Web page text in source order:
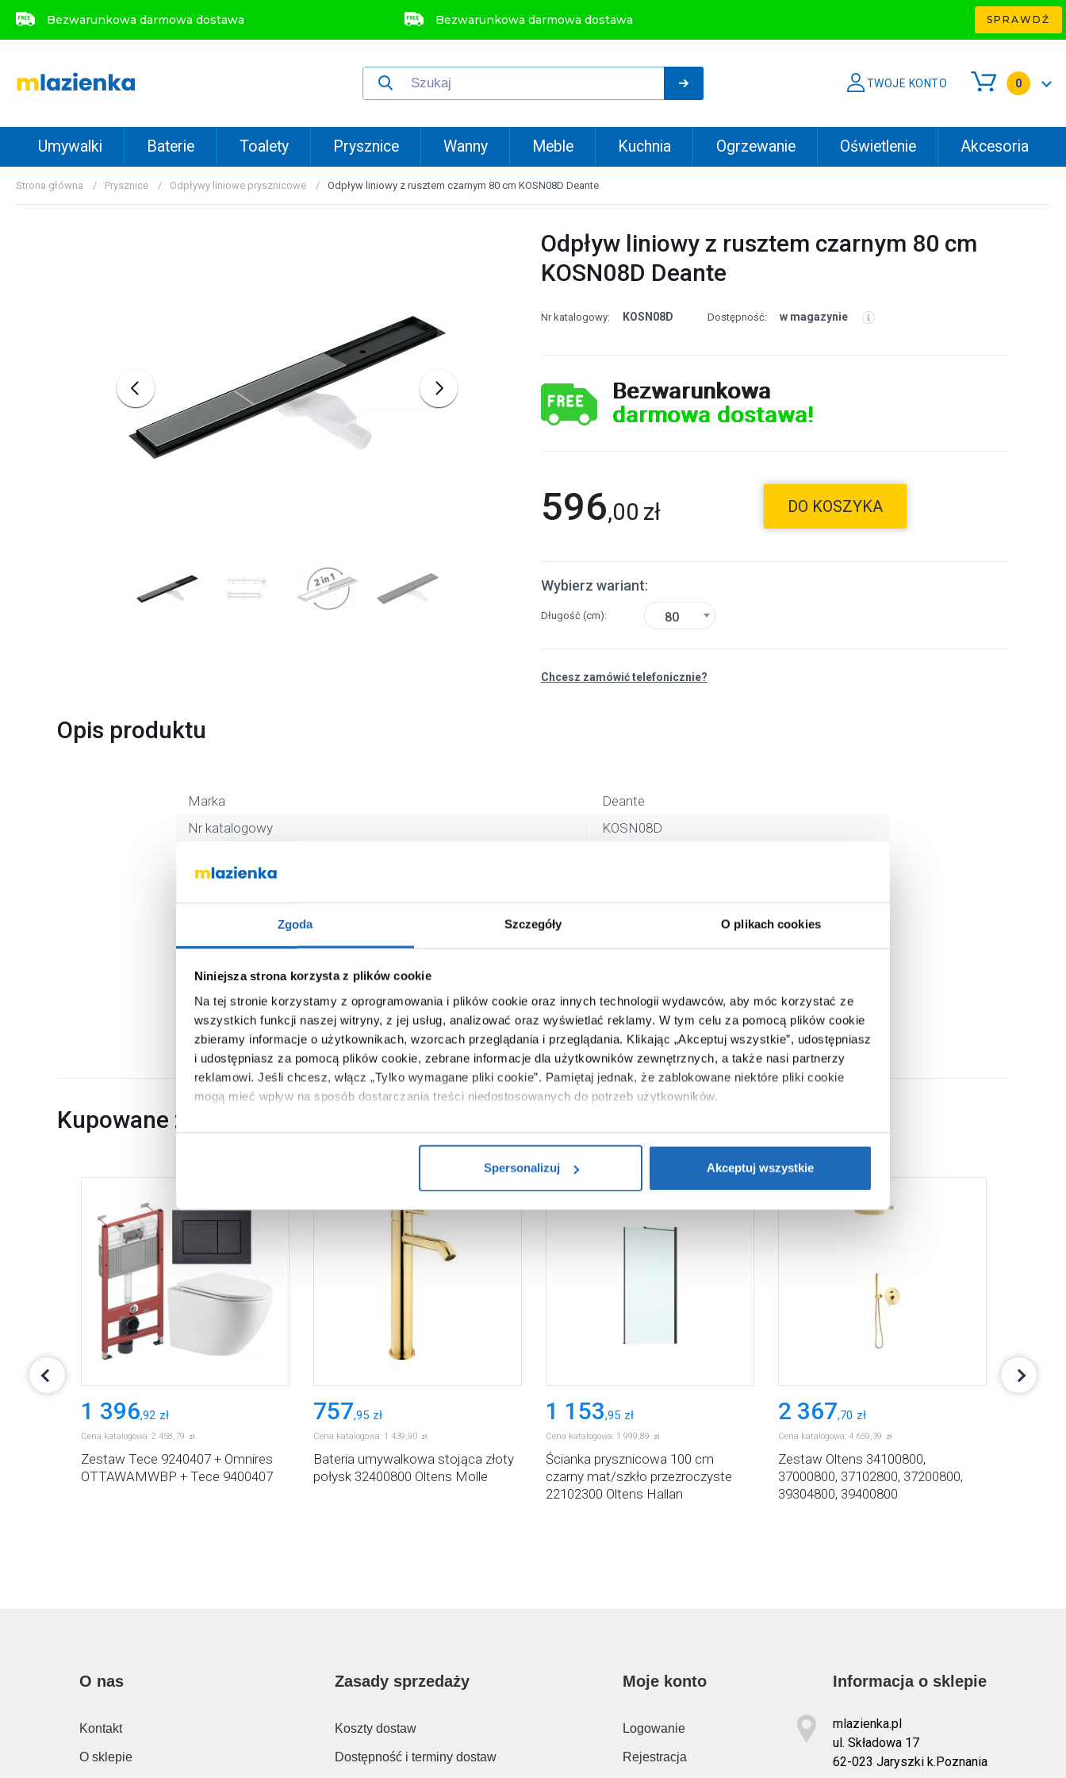
Zgoda Szczegóły O plikach cookies
Niniejsza strona korzysta z plików cookie
Na tej stronie korzystamy z oprogramowania i plików cookie oraz innych technologii wydawców, aby móc korzystać ze
wszystkich funkcji naszej witryny, z jej usług, analizować oraz wyświetlać reklamy. W tym celu za pomocą plików cookie
zbieramy informacje o użytkownikach, wzorcach przeglądania i przeglądania. Klikając „Akceptuj wszystkie”, udostępniasz
i udostępniasz za pomocą plików cookie, zebrane informacje dla użytkowników zewnętrznych, a także nasi partnerzy
reklamowi. Jeśli chcesz, włącz „Tylko wymagane pliki cookie”. Pamiętaj jednak, że zablokowane niektóre pliki cookie
mogą mieć wpływ na sposób dostarczania treści niedostosowanych do potrzeb użytkowników.
Aby uzyskać więcej informacji na temat plików plików cookie, kliknij „Ustawienia plików cookie”.Jeśli chcesz uzyskać
Spersonalizuj
Akceptuj wszystkie
Bezwarunkowa darmowa dostawa Bezwarunkowa darmowa dostawa SPRAWDŹ
TWOJE KONTO 0
Umywalki Baterie Toalety Prysznice Wanny Meble Kuchnia Ogrzewanie Oświetlenie Akcesoria
Strona główna Prysznice Odpływy liniowe prysznicowe Odpływ liniowy z rusztem czarnym 80 cm KOSN08D Deante
Odpływ liniowy z rusztem czarnym 80 cm
KOSN08D Deante
Nr katalogowy: KOSN08D Dostępność: w magazynie
Bezwarunkowa
darmowa dostawa!
596,00 zł DO KOSZYKA
Wybierz wariant:
Długość (cm) 80
Chcesz zamówić telefonicznie?
Opis produktu
Marka
Deante
Nr katalogowy
KOSN08D
Długość
Dane producenta
Zobacz
Kupowane z
1 396,92 zł
Cena katalogowa: 2 458,79 zł
Zestaw Tece 9240407 + Omnires
OTTAWAMWBP + Tece 9400407
757,95 zł
Cena katalogowa: 1 439,90 zł
Bateria umywalkowa stojąca złoty
połysk 32400800 Oltens Molle
1 153,95 zł
Cena katalogowa: 1 999,89 zł
Ścianka prysznicowa 100 cm
czarny mat/szkło przezroczyste
22102300 Oltens Hallan
2 367,70 zł
Cena katalogowa: 4 659,39 zł
Zestaw Oltens 34100800,
37000800, 37102800, 37200800,
39304800, 39400800
O nas
Kontakt
O sklepie
Zasady sprzedaży
Koszty dostaw
Dostępność i terminy dostaw
Moje konto
Logowanie
Rejestracja
Informacja o sklepie
mlazienka.pl
ul. Składowa 17
62-023 Jaryszki k.Poznania